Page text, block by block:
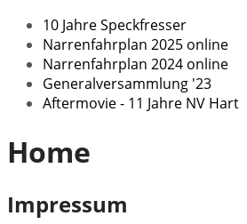
10 Jahre Speckfresser
Narrenfahrplan 2025 online
Narrenfahrplan 2024 online
Generalversammlung '23
Aftermovie - 11 Jahre NV Hart
Home
Impressum